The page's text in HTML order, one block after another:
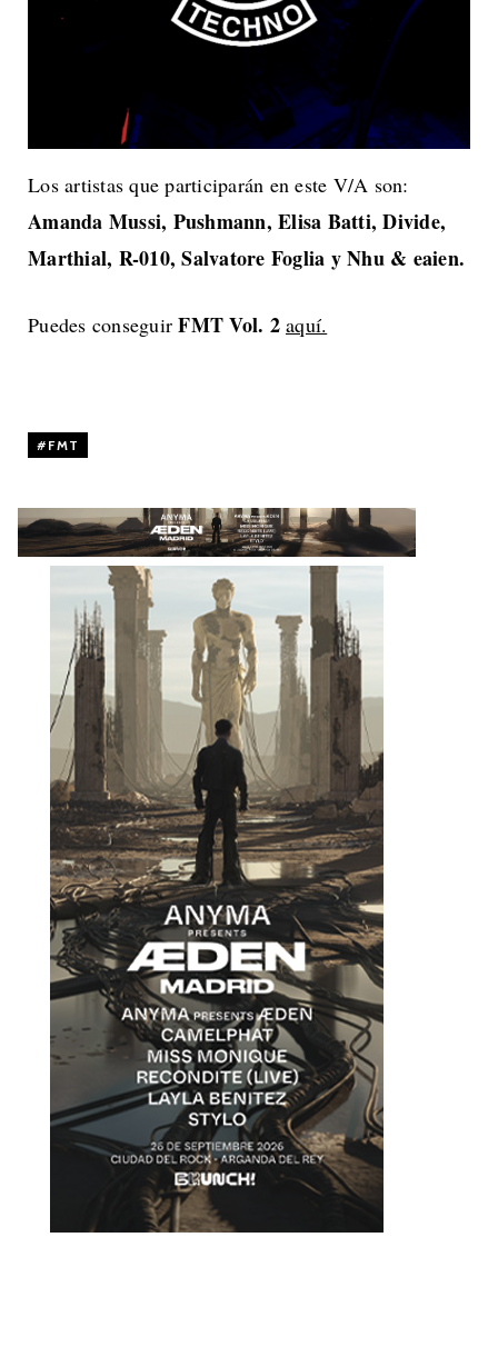
Los artistas que participarán en este V/A son:
Amanda Mussi, Pushmann, Elisa Batti, Divide,
Marthial, R-010, Salvatore Foglia y Nhu & eaien.
Puedes conseguirFMT Vol. 2 aquí.
FMT